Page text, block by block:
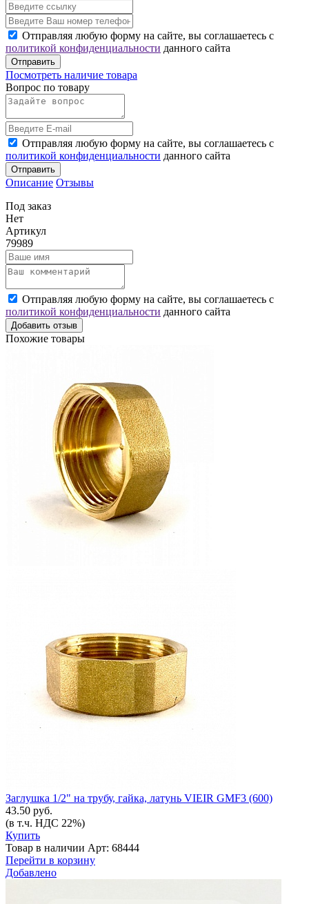
Отправляя любую форму на сайте, вы соглашаетесь с
политикой конфиденциальности данного сайта
Отправить
Посмотреть наличие товара
Вопрос по товару
Отправляя любую форму на сайте, вы соглашаетесь с
политикой конфиденциальности данного сайта
Отправить
Описание Отзывы
Под заказ
Нет
Артикул
79989
Отправляя любую форму на сайте, вы соглашаетесь с
политикой конфиденциальности данного сайта
Добавить отзыв
Похожие товары
Заглушка 1/2" на трубу, гайка, латунь VIEIR GMF3 (600)
43.50 руб.
(в т.ч. НДС 22%)
Купить
Товар в наличии Арт: 68444
Перейти в корзину
Добавлено